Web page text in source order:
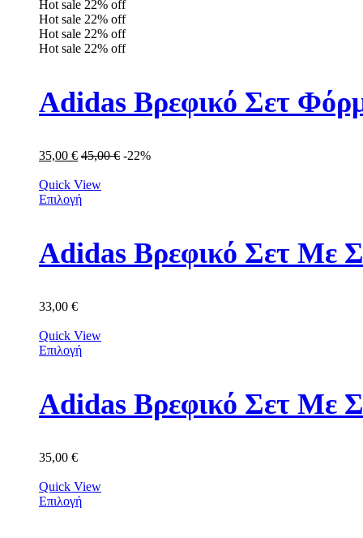
Hot sale 22% off
Hot sale 22% off
Hot sale 22% off
Hot sale 22% off
Adidas Βρεφικό Σετ
35,00 € 45,00€ -22%
Quick View
Επιλογή
Adidas Βρεφικό Σετ Με
33,00 €
Quick View
Επιλογή
Adidas Βρεφικό Σετ Με
35,00 €
Quick View
Επιλογή